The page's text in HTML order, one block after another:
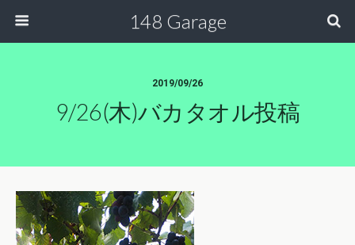
148 Garage
2019/09/26
9/26(木)バカタオル投稿